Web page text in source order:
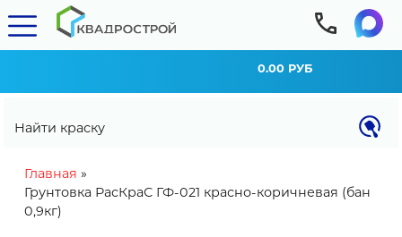
Найти краску
0.00 РУБ
You are here
Главная »
Грунтовка РасКраС ГФ-021 красно-коричневая (бан
0,9кг)